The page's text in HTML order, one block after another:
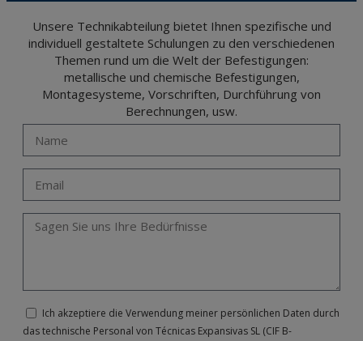
Unsere Technikabteilung bietet Ihnen spezifische und
individuell gestaltete Schulungen zu den verschiedenen
Themen rund um die Welt der Befestigungen:
metallische und chemische Befestigungen,
Montagesysteme, Vorschriften, Durchführung von
Berechnungen, usw.
Ich akzeptiere die Verwendung meiner persönlichen Daten durch
das technische Personal von Técnicas Expansivas SL (CIF B-